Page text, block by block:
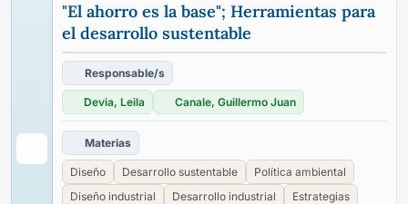
"El ahorro es la base"; Herramientas para
el desarrollo sustentable
Responsable/s
Devia, Leila Canale, Guillermo Juan
Materias
Diseño Desarrollo sustentable
Política ambiental
Diseño industrial
Desarrollo industrial
Estrategias